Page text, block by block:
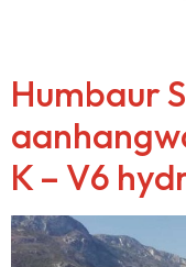
Humbaur
K – V6